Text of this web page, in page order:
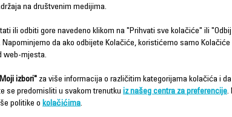
FLEX 15.60 BEŽIČNI
USISIVAČ RH99F1WO
štapni usisivač ikada!
XFORCE FLEX
na društvenim medijima.
ili odbiti gore navedeno klikom na "Prihvati sve kolačiće" ili
Napominjemo da ako odbijete Kolačiće, koristićemo samo
web-mjesta.
izbori" za više informacija o različitim kategorijama kolačića i
se predomisliti u svakom trenutku iz našeg centra za preferencije.
politike o kolačićima.